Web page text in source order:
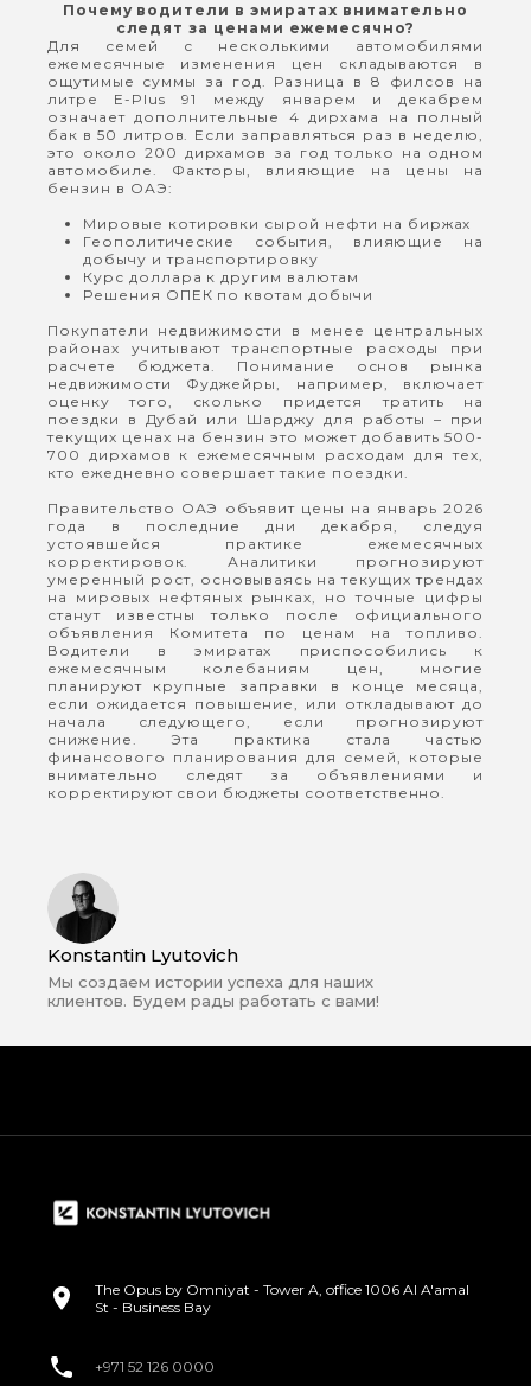
Почему водители в эмиратах внимательно
следят за ценами ежемесячно?
Для семей с несколькими автомобилями
ежемесячные изменения цен складываются в
ощутимые суммы за год. Разница в 8 филсов на
литре E-Plus 91 между январем и декабрем
означает дополнительные 4 дирхама на полный
бак в 50 литров. Если заправляться раз в неделю,
это около 200 дирхамов за год только на одном
автомобиле. Факторы, влияющие на цены на
бензин в ОАЭ:
Мировые котировки сырой нефти на биржах
Геополитические события, влияющие на
добычу и транспортировку
Курс доллара к другим валютам
Решения ОПЕК по квотам добычи
Покупатели недвижимости в менее центральных
районах учитывают транспортные расходы при
расчете бюджета. Понимание основ рынка
недвижимости Фуджейры, например, включает
оценку того, сколько придется тратить на
поездки в Дубай или Шарджу для работы – при
текущих ценах на бензин это может добавить 500-
700 дирхамов к ежемесячным расходам для тех,
кто ежедневно совершает такие поездки.
Правительство ОАЭ объявит цены на январь 2026
года в последние дни декабря, следуя
устоявшейся практике ежемесячных
корректировок. Аналитики прогнозируют
умеренный рост, основываясь на текущих трендах
на мировых нефтяных рынках, но точные цифры
станут известны только после официального
объявления Комитета по ценам на топливо.
Водители в эмиратах приспособились к
ежемесячным колебаниям цен, многие
планируют крупные заправки в конце месяца,
если ожидается повышение, или откладывают до
начала следующего, если прогнозируют
снижение. Эта практика стала частью
финансового планирования для семей, которые
внимательно следят за объявлениями и
корректируют свои бюджеты соответственно.
Konstantin Lyutovich
Мы создаем истории успеха для наших
клиентов. Будем рады работать с вами!
The Opus by Omniyat - Tower A, office 1006 Al A'amal
St - Business Bay
+971 52 126 0000